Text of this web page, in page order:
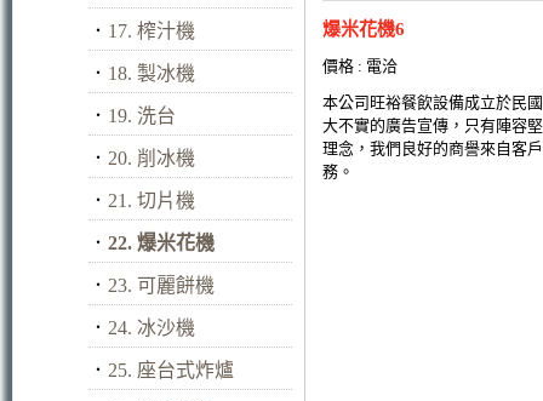
． 17. 榨汁機
． 18. 製冰機
． 19. 洗台
． 20. 削冰機
． 21. 切片機
． 22. 爆米花機
． 23. 可麗餅機
． 24. 冰沙機
． 25. 座台式炸爐
爆米花機6
價格 : 電洽
本公司旺裕餐飲設備成立於民
大不實的廣告宣傳，只有陣容
理念，我們良好的商譽來自客
務。